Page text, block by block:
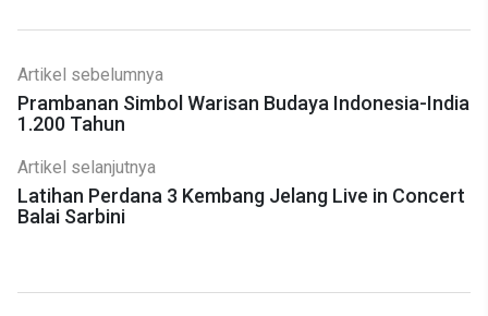
Artikel sebelumnya
Prambanan Simbol Warisan Budaya Indonesia-India
1.200 Tahun
Artikel selanjutnya
Latihan Perdana 3 Kembang Jelang Live in Concert
Balai Sarbini